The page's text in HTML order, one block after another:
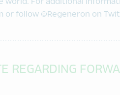
or follow @Regeneron on
REGARDING